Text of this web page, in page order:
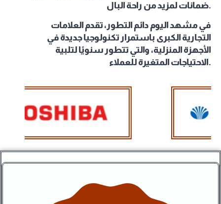
ضمانات لمزيد من راحة البال.
في مشهد اليوم دائم التطور، تقدم العلامات
التجارية الكبرى باستمرار تكنولوجيا جديدة في
الأجهزة المنزلية، والتي تتطور سنويًا لتلبية
الاحتياجات المتغيرة للعملاء.